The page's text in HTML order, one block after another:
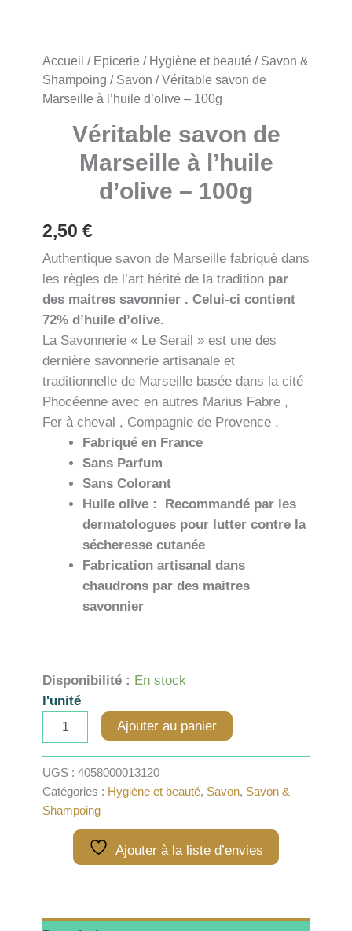
Accueil / Epicerie / Hygiène et beauté / Savon &
Shampoing / Savon / Véritable savon de
Marseille à l’huile d’olive – 100g
Véritable savon de
Marseille à l’huile
d’olive – 100g
2,50 €
Authentique savon de Marseille fabriqué dans
les règles de l’art hérité de la tradition par
des maitres savonnier . Celui-ci contient
72% d’huile d’olive.
La Savonnerie « Le Serail » est une des
dernière savonnerie artisanale et
traditionnelle de Marseille basée dans la cité
Phocéenne avec en autres Marius Fabre ,
Fer à cheval , Compagnie de Provence .
Fabriqué en France
Sans Parfum
Sans Colorant
Huile olive : Recommandé par les
dermatologues pour lutter contre la
sécheresse cutanée
Fabrication artisanal dans
chaudrons par des maitres
savonnier
Disponibilité : En stock
l'unité
savon
Marseille
à
Ajouter au panier
UGS : 4058000013120
Catégories : Hygiène et beauté, Savon, Savon &
Shampoing
Ajouter à la liste d’envies